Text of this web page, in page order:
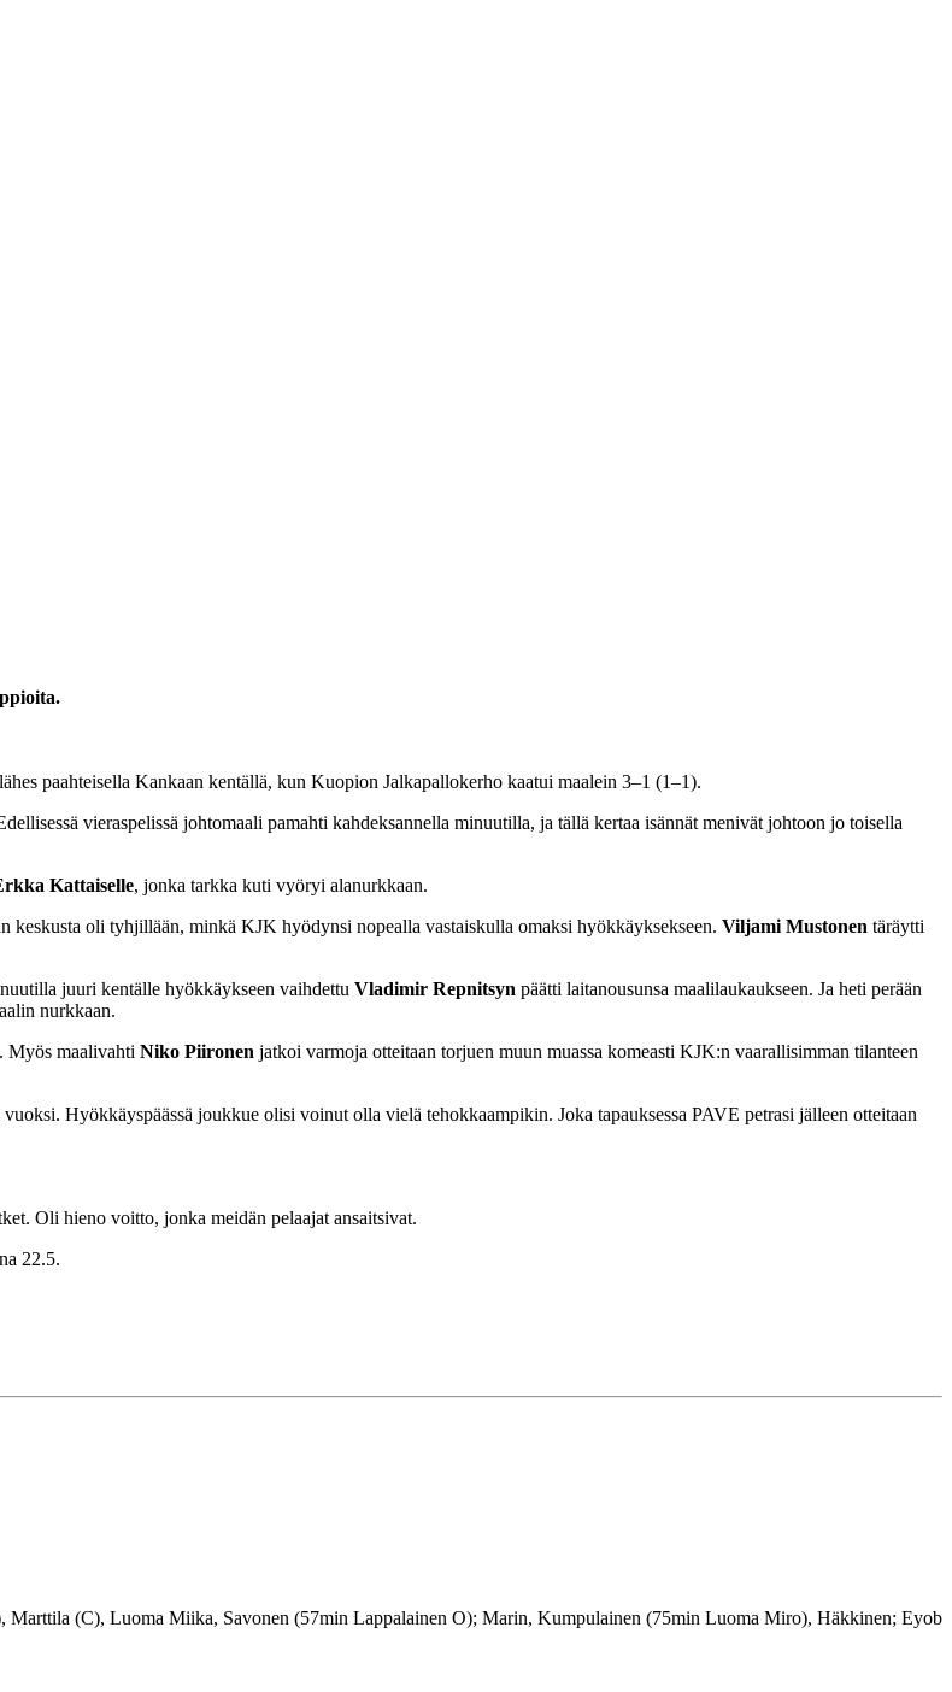
paahteisella Kankaan kentällä, kun Kuopion Jalkapallokerho kaatui maalein 3–1 (1–1).
vieraspelissä johtomaali pamahti kahdeksannella minuutilla, ja tällä kertaa isännät menivät johtoon jo toisella
Kattaiselle, jonka tarkka kuti vyöryi alanurkkaan.
oli tyhjillään, minkä KJK hyödynsi nopealla vastaiskulla omaksi hyökkäyksekseen. Viljami Mustonen täräytti
juuri kentälle hyökkäykseen vaihdettu Vladimir Repnitsyn päätti laitanousunsa maalilaukaukseen. Ja heti perään
nurkkaan.
Myös maalivahti Niko Piironen jatkoi varmoja otteitaan torjuen muun muassa komeasti KJK:n vaarallisimman tilanteen
Hyökkäyspäässä joukkue olisi voinut olla vielä tehokkaampikin. Joka tapauksessa PAVE petrasi jälleen otteitaan
Oli hieno voitto, jonka meidän pelaajat ansaitsivat.
22.5.
(C), Luoma Miika, Savonen (57min Lappalainen O); Marin, Kumpulainen (75min Luoma Miro), Häkkinen; Eyob